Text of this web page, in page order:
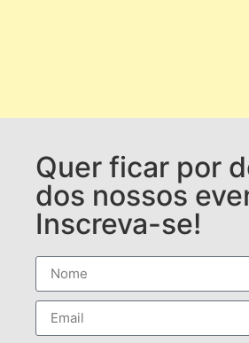
Quer ficar por
dos nossos
Inscreva-se!